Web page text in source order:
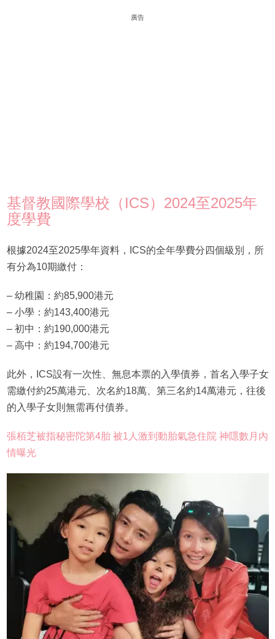
廣告
基督教國際學校（ICS）2024至2025年
度學費
根據2024至2025學年資料，ICS的全年學費分四個級別，所
有分為10期繳付：
– 幼稚園：約85,900港元
– 小學：約143,400港元
– 初中：約190,000港元
– 高中：約194,700港元
此外，ICS設有一次性、無息本票的入學債券，首名入學子女
需繳付約25萬港元、次名約18萬、第三名約14萬港元，往後
的入學子女則無需再付債券。
張栢芝被指秘密陀第4胎 被1人激到動胎氣急住院 神隱數月內
情曝光